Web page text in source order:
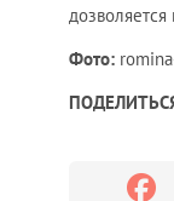
дозволяется
Фото: